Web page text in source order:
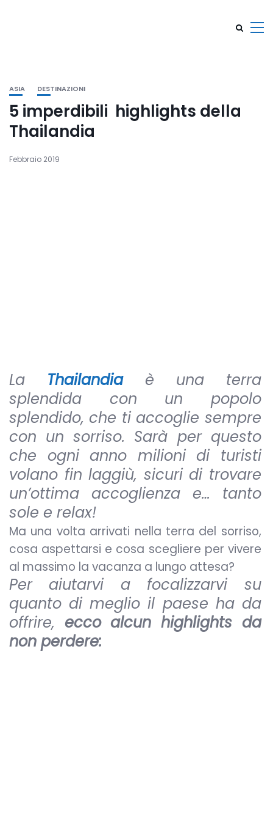
ASIA DESTINAZIONI
5 imperdibili highlights della
Thailandia
Febbraio 2019
La Thailandiaè una terra
splendida con un popolo
splendido, che ti accoglie sempre
con un sorriso. Sarà per questo
che ogni anno milioni di turisti
volano fin laggiù, sicuri di trovare
un’ottima accoglienza e… tanto
sole e relax!
Ma una volta arrivati nella terra del sorriso,
cosa aspettarsi e cosa scegliere per vivere
al massimo la vacanza a lungo attesa?
Per aiutarvi a focalizzarvi su
quanto di meglio il paese ha da
offrire, ecco alcun highlights da
non perdere: